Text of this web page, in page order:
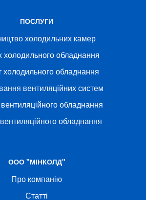
ПОСЛУГИ
холодильних камер
обладнання
холодильного обладнання
вентиляційних систем
обладнання
обладнання
ООО "МІНКОЛД"
Про компанію
Статті